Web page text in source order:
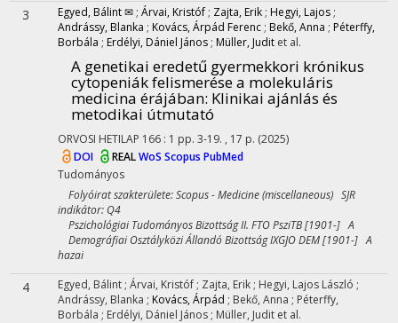
3 Egyed, Bálint ✉ ; Árvai, Kristóf ; Zajta, Erik ; Hegyi, Lajos ;
Andrássy, Blanka ; Kovács, Árpád Ferenc ; Bekő, Anna ; Péterffy,
Borbála ; Erdélyi, Dániel János ; Müller, Judit et al.
A genetikai eredetű gyermekkori krónikus
cytopeniák felismerése a molekuláris
medicina érájában: Klinikai ajánlás és
metodikai útmutató
ORVOSI HETILAP 166 : 1 pp. 3-19. , 17 p. (2025)
DOI
REALWoS Scopus PubMed
Tudományos
Folyóirat szakterülete: Scopus - Medicine (miscellaneous) SJR
indikátor: Q4
Pszichológiai Tudományos Bizottság II. FTO PsziTB [1901-] A
Demográfiai Osztályközi Állandó Bizottság IXGJO DEM [1901-] A
hazai
4 Egyed, Bálint ; Árvai, Kristóf ; Zajta, Erik ; Hegyi, Lajos László ;
Andrássy, Blanka ; Kovács, Árpád ; Bekő, Anna ; Péterffy,
Borbála ; Erdélyi, Dániel János ; Müller, Judit et al.